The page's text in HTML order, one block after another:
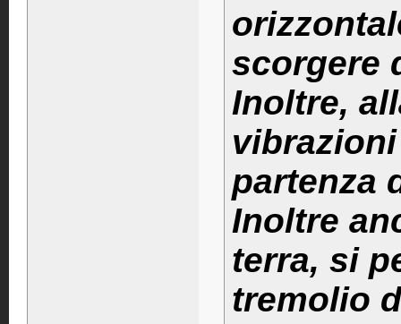
scorgere
Inoltre,
partenza
Inoltre
terra, si
tremolio